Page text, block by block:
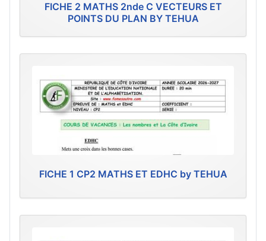
FICHE 2 MATHS 2nde C VECTEURS ET
POINTS DU PLAN BY TEHUA
FICHE 1 CP2 MATHS ET EDHC by TEHUA